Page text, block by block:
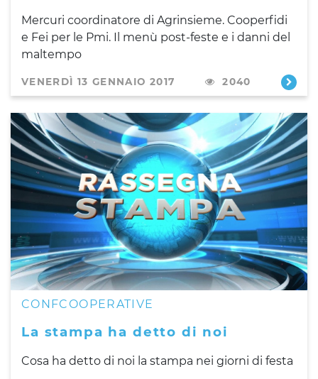
Mercuri coordinatore di Agrinsieme. Cooperfidi
e Fei per le Pmi. Il menù post-feste e i danni del
maltempo
VENERDÌ 13 GENNAIO 2017 2040
CONFCOOPERATIVE
La stampa ha detto di noi
Cosa ha detto di noi la stampa nei giorni di festa